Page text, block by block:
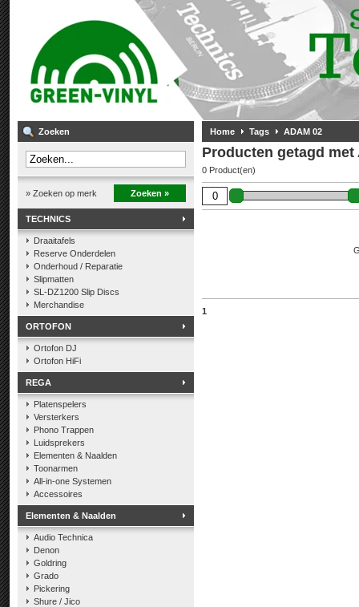
Zoeken
» Zoeken op merk Zoeken »
TECHNICS
Draaitafels
Reserve Onderdelen
Onderhoud / Reparatie
Slipmatten
SL-DZ1200 Slip Discs
Merchandise
ORTOFON
Ortofon DJ
Ortofon HiFi
REGA
Platenspelers
Versterkers
Phono Trappen
Luidsprekers
Elementen & Naalden
Toonarmen
All-in-one Systemen
Accessoires
Elementen & Naalden
Audio Technica
Denon
Goldring
Grado
Pickering
Shure / Jico
Home Tags ADAM 02
Producten getagd met
0 Product(en)
1